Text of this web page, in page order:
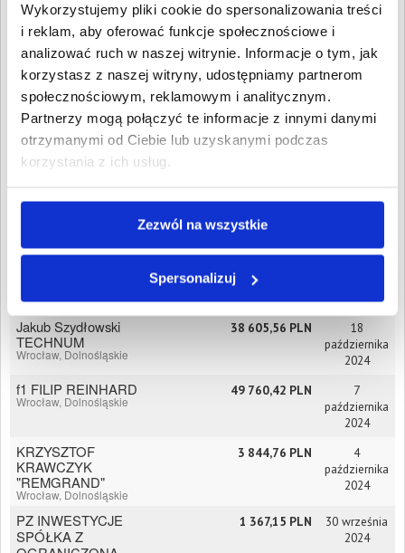
Wykorzystujemy pliki cookie do spersonalizowania treści
i reklam, aby oferować funkcje społecznościowe i
analizować ruch w naszej witrynie. Informacje o tym, jak
korzystasz z naszej witryny, udostępniamy partnerom
społecznościowym, reklamowym i analitycznym.
Partnerzy mogą połączyć te informacje z innymi danymi
otrzymanymi od Ciebie lub uzyskanymi podczas
korzystania z ich usług.
Zezwól na wszystkie
Spersonalizuj
ODPOWIEDZIALNOŚCIĄ
Jelcz-Laskowice,
Dolnośląskie
Szymon Popłoński
Instal-Technic
Sobótka, Dolnośląskie
4 289,90 PLN
20 stycznia
2025
INSAN DEVELOPER
SPÓŁKA Z
OGRANICZONĄ
ODPOWIEDZIALNOŚCIĄ
24 994,80 PLN
30 grudnia
Sklep Ogólnospożywczy
Bielawa, Dolnośląskie
4 279,42 PLN
7 listopada
Wrocław, Dolnośląskie
2 258,96 PLN
Jakub Szydłowski
TECHNUM
Wrocław, Dolnośląskie
38 605,56 PLN
18
października
2024
f1 FILIP REINHARD
Wrocław, Dolnośląskie
49 760,42 PLN
7
października
2024
KRZYSZTOF
KRAWCZYK
"REMGRAND"
Wrocław, Dolnośląskie
3 844,76 PLN
4
października
2024
PZ INWESTYCJE
SPÓŁKA Z
1 367,15 PLN
30 września
2024